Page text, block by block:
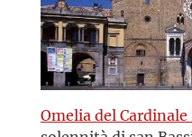
Omelia del